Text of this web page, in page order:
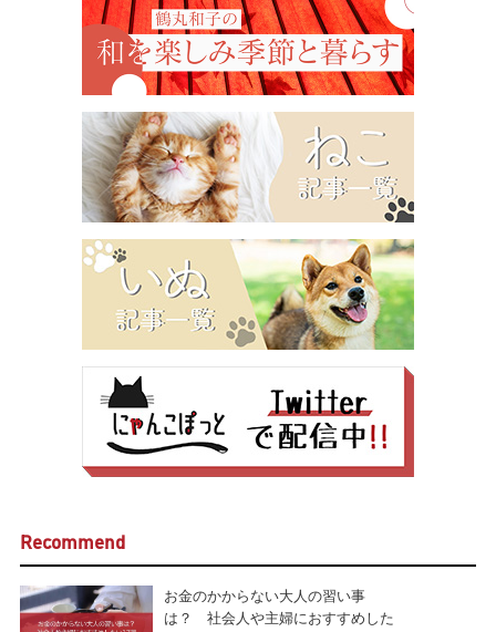
Recommend
お金のかからない大人の習い事
は？ 社会人や主婦におすすめした